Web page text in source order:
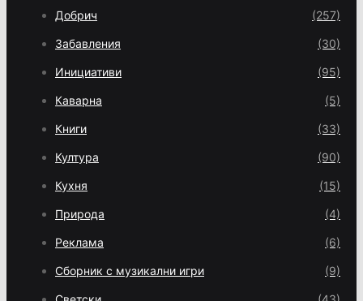
Добрич (257)
Забавления (30)
Инициативи (95)
Каварна (5)
Книги (33)
Култура (90)
Кухня (15)
Природа (4)
Реклама (6)
Сборник с музикални игри (9)